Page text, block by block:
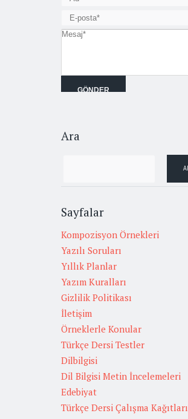
Ara
Sayfalar
Kompozisyon Örnekleri
Yazılı Soruları
Yıllık Planlar
Yazım Kuralları
Gizlilik Politikası
İletişim
Örneklerle Konular
Türkçe Dersi Testler
Dilbilgisi
Dil Bilgisi Metin İncelemeleri
Edebiyat
Türkçe Dersi Çalışma Kağıtları